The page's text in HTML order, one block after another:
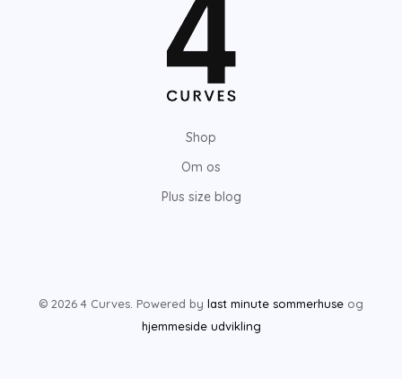
Shop
Om os
Plus size blog
© 2026 4 Curves. Powered by last minute sommerhuse og
hjemmeside udvikling